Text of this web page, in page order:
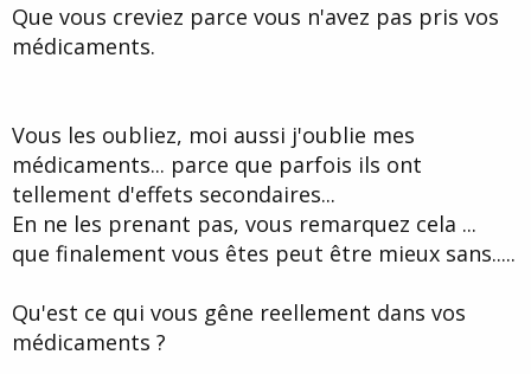
Que vous creviez parce vous n'avez pas pris vos
médicaments.
Vous les oubliez, moi aussi j'oublie mes
médicaments... parce que parfois ils ont
tellement d'effets secondaires...
En ne les prenant pas, vous remarquez cela ...
que finalement vous êtes peut être mieux sans.....
Qu'est ce qui vous gêne reellement dans vos
médicaments ?